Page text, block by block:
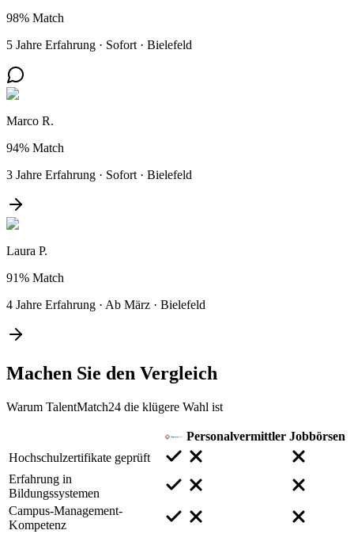
98% Match
5 Jahre Erfahrung · Sofort · Bielefeld
Marco R.
94% Match
3 Jahre Erfahrung · Sofort · Bielefeld
Laura P.
91% Match
4 Jahre Erfahrung · Ab März · Bielefeld
Machen Sie den Vergleich
Warum TalentMatch24 die klügere Wahl ist
Personalvermittler Jobbörsen
Hochschulzertifikate geprüft
Erfahrung in
Bildungssystemen
Campus-Management-
Kompetenz